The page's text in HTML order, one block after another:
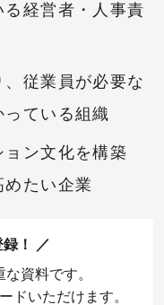
経営者・人事責
従業員が必要な
ている組織
ン文化を構築
めたい企業
！
な資料です。
ドいただけます。